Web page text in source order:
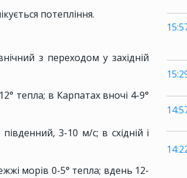
потепління.
з переходом у західній
тепла; в Карпатах вночі 4-9°
3-10 м/с; в східній і
морів 0-5° тепла; вдень 12-